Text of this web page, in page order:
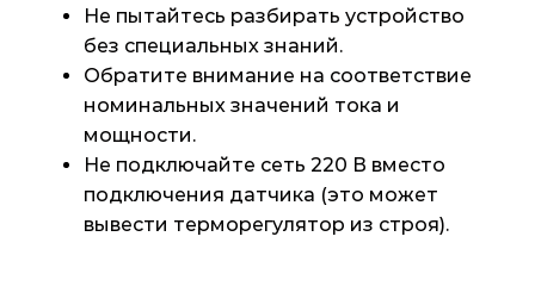
Не пытайтесь разбирать устройство
без специальных знаний.
Обратите внимание на соответствие
номинальных значений тока и
мощности.
Не подключайте сеть 220 В вместо
подключения датчика (это может
вывести терморегулятор из строя).